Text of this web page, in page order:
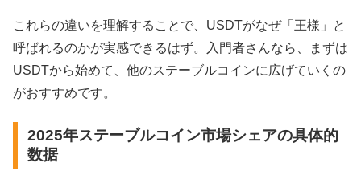
これらの違いを理解することで、USDTがなぜ「王様」と
呼ばれるのかが実感できるはず。入門者さんなら、まずは
USDTから始めて、他のステーブルコインに広げていくの
がおすすめです。
2025年ステーブルコイン市場シェアの具体的
数据